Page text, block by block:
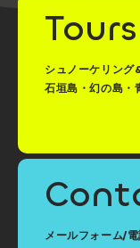
Tours
シュノーケリング
石垣島・幻の島・
メールフォーム/